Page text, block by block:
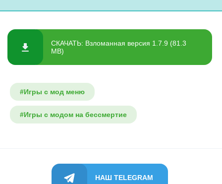
СКАЧАТЬ: Взломанная версия 1.7.9 (81.3
MB)
#Игры с мод меню
#Игры с модом на бессмертие
НАШ TELEGRAM